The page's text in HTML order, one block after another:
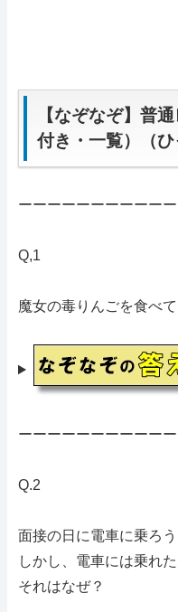
【なぞなぞ】普
付き・一覧）（ひ
ーーーーーーーーーー
Q,1
魔女の毒りんごを食べ
ーーーーーーーーーー
Q.2
面接の日に電車に乗ろ
しかし、電車には乗れた
それはなぜ？